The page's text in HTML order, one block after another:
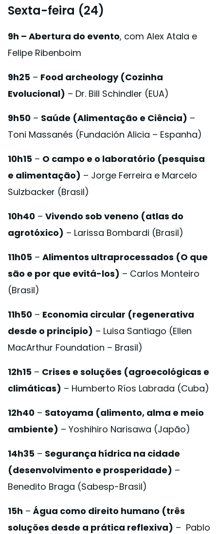
Sexta-feira (24)
9h – Abertura do evento, com Alex Atala e
Felipe Ribenboim
9h25 – Food archeology (Cozinha
Evolucional) – Dr. Bill Schindler (EUA)
9h50 – Saúde (Alimentação e Ciência) –
Toni Massanés (Fundación Alicia – Espanha)
10h15 – O campo e o laboratório (pesquisa
e alimentação) – Jorge Ferreira e Marcelo
Sulzbacker (Brasil)
10h40 – Vivendo sob veneno (atlas do
agrotóxico) – Larissa Bombardi (Brasil)
11h05 – Alimentos ultraprocessados (O que
são e por que evitá-los) – Carlos Monteiro
(Brasil)
11h50 – Economia circular (regenerativa
desde o princípio) – Luisa Santiago (Ellen
MacArthur Foundation – Brasil)
12h15 – Crises e soluções (agroecológicas e
climáticas) – Humberto Ríos Labrada (Cuba)
12h40 – Satoyama (alimento, alma e meio
ambiente) – Yoshihiro Narisawa (Japão)
14h35 – Segurança hídrica na cidade
(desenvolvimento e prosperidade) –
Benedito Braga (Sabesp-Brasil)
15h – Água como direito humano (três
soluções desde a prática reflexiva) – Pablo